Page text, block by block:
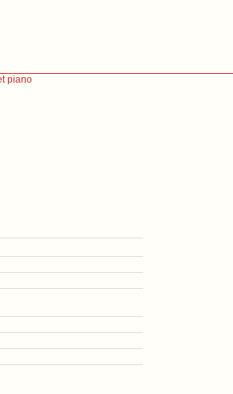
piano